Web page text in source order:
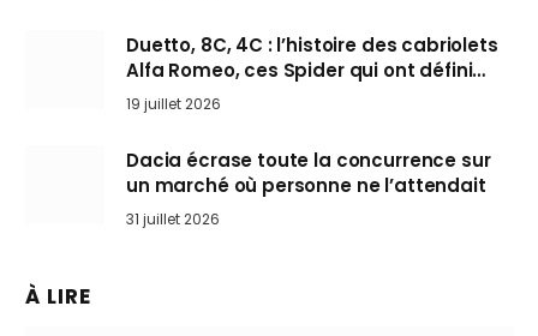
Duetto, 8C, 4C : l’histoire des cabriolets
Alfa Romeo, ces Spider qui ont défini
l’art de rouler cheveux au vent
19 juillet 2026
Dacia écrase toute la concurrence sur
un marché où personne ne l’attendait
31 juillet 2026
À LIRE